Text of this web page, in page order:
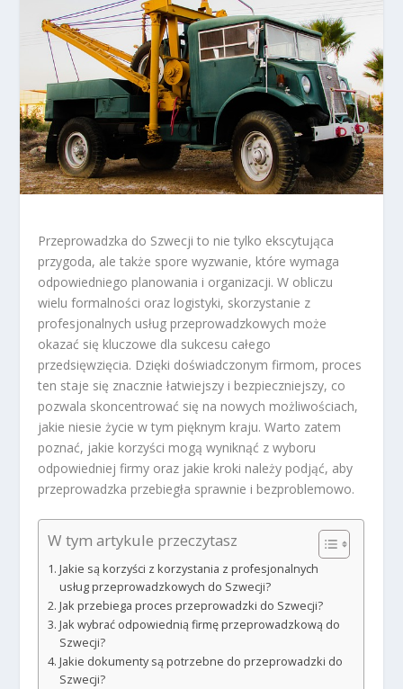
Przeprowadzka do Szwecji to nie tylko ekscytująca
przygoda, ale także spore wyzwanie, które wymaga
odpowiedniego planowania i organizacji. W obliczu
wielu formalności oraz logistyki, skorzystanie z
profesjonalnych usług przeprowadzkowych może
okazać się kluczowe dla sukcesu całego
przedsięwzięcia. Dzięki doświadczonym firmom, proces
ten staje się znacznie łatwiejszy i bezpieczniejszy, co
pozwala skoncentrować się na nowych możliwościach,
jakie niesie życie w tym pięknym kraju. Warto zatem
poznać, jakie korzyści mogą wyniknąć z wyboru
odpowiedniej firmy oraz jakie kroki należy podjąć, aby
przeprowadzka przebiegła sprawnie i bezproblemowo.
W tym artykule przeczytasz
Jakie są korzyści z korzystania z profesjonalnych
usług przeprowadzkowych do Szwecji?
Jak przebiega proces przeprowadzki do Szwecji?
Jak wybrać odpowiednią firmę przeprowadzkową do
Szwecji?
Jakie dokumenty są potrzebne do przeprowadzki do
Szwecji?